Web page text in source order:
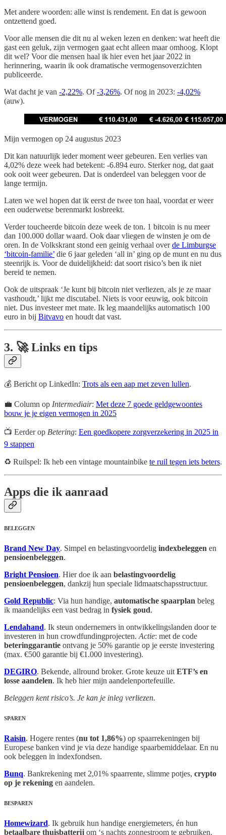
Met andere woorden: alle winst is rendement. En dat is gewoon
ontzettend goed.
Voor alle mensen die dit nu al weken lezen en denken: wat heeft die
gast een geluk, zijn vermogen gaat echt alleen maar omhoog. Klopt
dit wel? Voor die mensen haal ik hier even het jaar 2022 in
herinnering, waarin ik ook dramatische vermogensoverzichten
publiceerde.
Wat dacht je van -2,22%. Of-3,26%. Of nog in 2023: -4,02%
(auw).
Mijn vermogen op 24 augustus 2023
Dit kan natuurlijk ieder moment weer gebeuren. Een verlies van
4,02% deze week had betekent: -6.894 euro. Sterker nog, dat gaat
ook ooit weer gebeuren. Dat is onderdeel van beleggen voor de
lange termijn.
Laten we wel hopen dat ik eerst de twee ton haal, voordat er weer
een ouderwetse berenmarkt losbreekt.
Verder toucheerde bitcoin deze week de ton. 1 bitcoin is nu meer
dan 100.000 dollar waard. Ook daar vliegen de winsten je om de
oren. In de Volkskrant stond een geinig verhaal overde Limburgse
‘bitcoin-familie’ die 6 jaar geleden ‘all in’ ging op de munt en nu dus
steenrijk is. Voor de duidelijkheid: dat soort risico’s ben ik niet
bereid te nemen.
Ook de uitspraak ‘Je kunt bij bitcoin niet verliezen, als je ze maar
vasthoudt,’ lijkt me discutabel. Niets is voor eeuwig, ook bitcoin
niet. Dus investeer met mate. Ik leg maandelijks automatisch 100
euro in bij Bitvavo en houdt dat vast.
3. 🚀Links en tips
💰 Bericht op LinkedIn: Trots als een aap met zeven lullen.
💼 Column op Intermediair: Met deze 7 goede geldgewoontes
bouw je je eigen vermogen in 2025
📺 Eerder op Betering: Een goedkopere zorgverzekering in 2025 in
9 stappen
♻️ Ruilspel: Ik heb een vintage mountainbike te ruil tegen iets beters.
Apps die ik aanraad
BELEGGEN
Brand New Day. Simpel en belastingvoordelig indexbeleggen en
pensioenbeleggen.
Bright Pensioen. Hier doe ik aan belastingvoordelig
pensioenbeleggen, dankzij hun speciale lidmaatschapsstructuur.
Gold Republic: Via hun handige, automatische spaarplan beleg
ik maandelijks een vast bedrag in fysiek goud.
Lendahand. Ik steun ondernemers in ontwikkelingslanden door te
investeren in hun crowdfundingprojecten. Actie: met de code
beteringgarantie ontvang je 50% garantie op je eerste investering
(max. €500 garantie bij €1.000 investering).
DEGIRO. Bekende, allround broker. Grote keuze uit ETF’s en
losse aandelen. Ik heb hier mijn aandelenportefeuille.
Beleggen kent risico’s. Je kan je inleg verliezen.
SPAREN
Raisin. Hogere rentes (nu tot 1,86%) op spaarrekeningen bij
Europese banken vind je via deze handige spaarbemiddelaar. En nu
ook beleggen in indexfondsen.
Bunq. Bankrekening met 2,01% spaarrente, slimme potjes, crypto
op je rekening en aandelen.
BESPAREN
Homewizard. Ik gebruik hun handige energiemeters, én hun
betaalbare thuisbatterij om ‘s nachts zonnestroom te gebruiken.